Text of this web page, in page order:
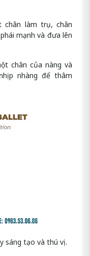
chân làm trụ, chân
mạnh và đưa lên
chân của nàng và
nhàng để thâm
sáng tạo và thú vị.